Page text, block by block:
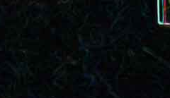
Smoothie aux kiwis et à la
mangue